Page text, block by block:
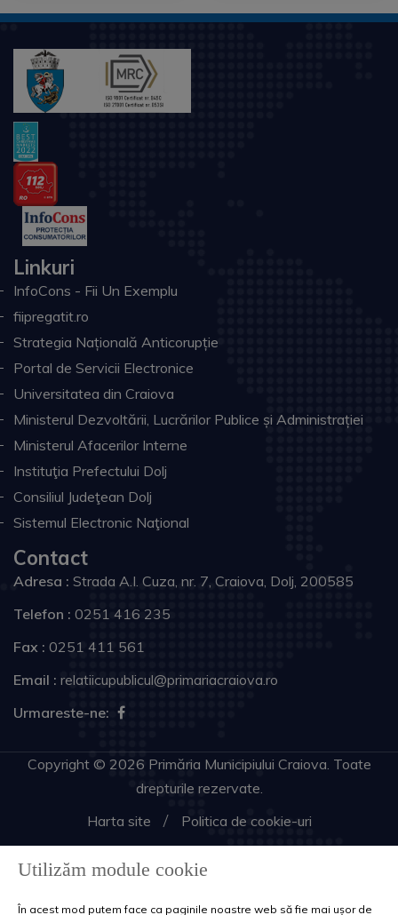
Linkuri
InfoCons - Fii Un Exemplu
fiipregatit.ro
Strategia Națională Anticorupție
Portal de Servicii Electronice
Universitatea din Craiova
Ministerul Dezvoltării, Lucrărilor Publice și Administrației
Ministerul Afacerilor Interne
Instituţia Prefectului Dolj
Consiliul Judeţean Dolj
Sistemul Electronic Naţional
Contact
Adresa : Strada A.I. Cuza, nr. 7, Craiova, Dolj, 200585
Telefon : 0251 416 235
Fax : 0251 411 561
Email : relatiicupublicul@primariacraiova.ro
Urmareste-ne:
Copyright © 2026 Primăria Municipiului Craiova. Toate
drepturile rezervate.
Harta site
Politica de cookie-uri
Utilizăm module cookie
În acest mod putem face ca paginile noastre web să fie mai ușor de